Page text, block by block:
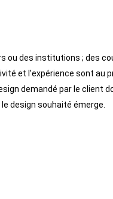
ou des institutions ; des
et l’expérience sont au
demandé par le client
design souhaité émerge.